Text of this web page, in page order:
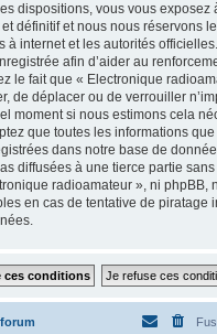
dispositions, vous vous exposez
définitif et nous nous réservons
à internet et les autorités
afin d’aider au
le fait que « Electronique
de déplacer ou de verrouiller
moment si nous estimons cela
que toutes les informations
dans notre base de
diffusées à une tierce partie sans
radioamateur », ni phpBB,
en cas de tentative de piratage